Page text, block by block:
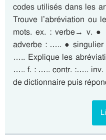
codes utilisés dans les
Trouve l’abréviation ou
mots. ex. : verbe→ v.
adverbe : ….. ●
….. Explique les
….. f. : ….. contr. :….. inv.
de dictionnaire puis